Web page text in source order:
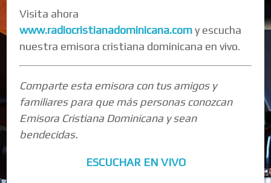
Visita ahora
www.radiocristianadominicana.comy escucha
nuestra emisora cristiana dominicana en vivo.
Comparte esta emisora con tus amigos y
familiares para que más personas conozcan
Emisora Cristiana Dominicana y sean
bendecidas.
ESCUCHAR EN VIVO